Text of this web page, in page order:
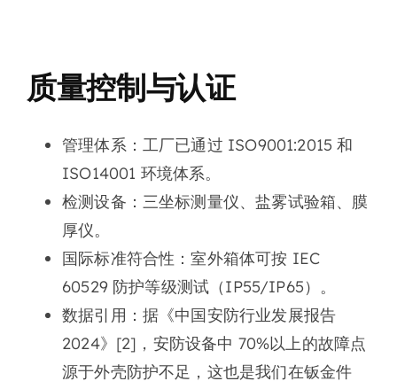
质量控制与认证
管理体系：工厂已通过 ISO9001:2015 和
ISO14001 环境体系。
检测设备 ：三坐标测量仪、盐雾试验箱、膜
厚仪。
国际标准符合性 ：室外箱体可按 IEC
60529 防护等级测试（IP55/IP65）。
数据引用 ：据《中国安防行业发展报告
2024》[2]，安防设备中 70%以上的故障点
源于外壳防护不足，这也是我们在钣金件